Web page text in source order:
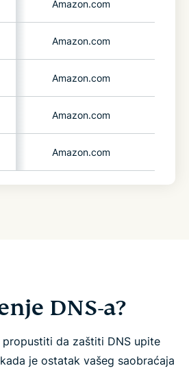
Amazon.com
Amazon.com
Amazon.com
Amazon.com
Amazon.com
DNS-a?
propustiti da zaštiti DNS upite
je ostatak vašeg saobraćaja